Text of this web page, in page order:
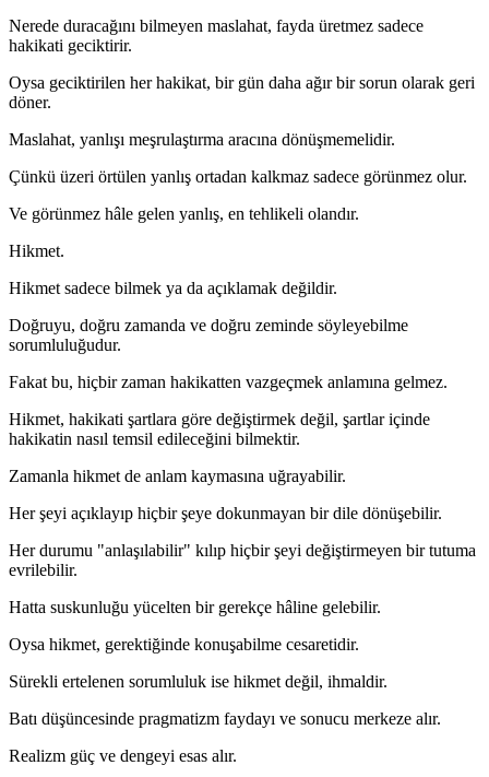
Nerede duracağını bilmeyen maslahat, fayda üretmez sadece
hakikati geciktirir.
Oysa geciktirilen her hakikat, bir gün daha ağır bir sorun olarak geri
döner.
Maslahat, yanlışı meşrulaştırma aracına dönüşmemelidir.
Çünkü üzeri örtülen yanlış ortadan kalkmaz sadece görünmez olur.
Ve görünmez hâle gelen yanlış, en tehlikeli olandır.
Hikmet.
Hikmet sadece bilmek ya da açıklamak değildir.
Doğruyu, doğru zamanda ve doğru zeminde söyleyebilme
sorumluluğudur.
Fakat bu, hiçbir zaman hakikatten vazgeçmek anlamına gelmez.
Hikmet, hakikati şartlara göre değiştirmek değil, şartlar içinde
hakikatin nasıl temsil edileceğini bilmektir.
Zamanla hikmet de anlam kaymasına uğrayabilir.
Her şeyi açıklayıp hiçbir şeye dokunmayan bir dile dönüşebilir.
Her durumu "anlaşılabilir" kılıp hiçbir şeyi değiştirmeyen bir tutuma
evrilebilir.
Hatta suskunluğu yücelten bir gerekçe hâline gelebilir.
Oysa hikmet, gerektiğinde konuşabilme cesaretidir.
Sürekli ertelenen sorumluluk ise hikmet değil, ihmaldir.
Batı düşüncesinde pragmatizm faydayı ve sonucu merkeze alır.
Realizm güç ve dengeyi esas alır.